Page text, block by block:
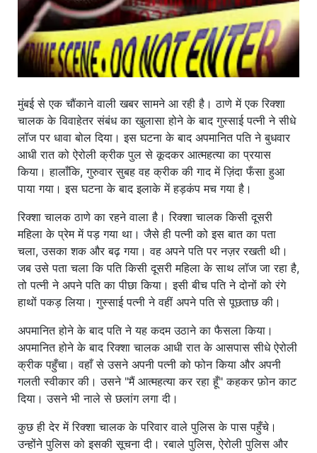
मुंबई से एक चौंकाने वाली खबर सामने आ रही है। ठाणे में एक रिक्शा
चालक के विवाहेतर संबंध का खुलासा होने के बाद गुस्साई पत्नी ने सीधे
लॉज पर धावा बोल दिया। इस घटना के बाद अपमानित पति ने बुधवार
आधी रात को ऐरोली क्रीक पुल से कूदकर आत्महत्या का प्रयास
किया। हालाँकि, गुरुवार सुबह वह क्रीक की गाद में ज़िंदा फँसा हुआ
पाया गया। इस घटना के बाद इलाके में हड़कंप मच गया है।
रिक्शा चालक ठाणे का रहने वाला है। रिक्शा चालक किसी दूसरी
महिला के प्रेम में पड़ गया था। जैसे ही पत्नी को इस बात का पता
चला, उसका शक और बढ़ गया। वह अपने पति पर नज़र रखती थी।
जब उसे पता चला कि पति किसी दूसरी महिला के साथ लॉज जा रहा है,
तो पत्नी ने अपने पति का पीछा किया। इसी बीच पति ने दोनों को रंगे
हाथों पकड़ लिया। गुस्साई पत्नी ने वहीं अपने पति से पूछताछ की।
अपमानित होने के बाद पति ने यह कदम उठाने का फैसला किया।
अपमानित होने के बाद रिक्शा चालक आधी रात के आसपास सीधे ऐरोली
क्रीक पहुँचा। वहाँ से उसने अपनी पत्नी को फोन किया और अपनी
गलती स्वीकार की। उसने "मैं आत्महत्या कर रहा हूँ" कहकर फ़ोन काट
दिया। उसने भी नाले से छलांग लगा दी।
कुछ ही देर में रिक्शा चालक के परिवार वाले पुलिस के पास पहुँचे।
उन्होंने पुलिस को इसकी सूचना दी। रबाले पुलिस, ऐरोली पुलिस और